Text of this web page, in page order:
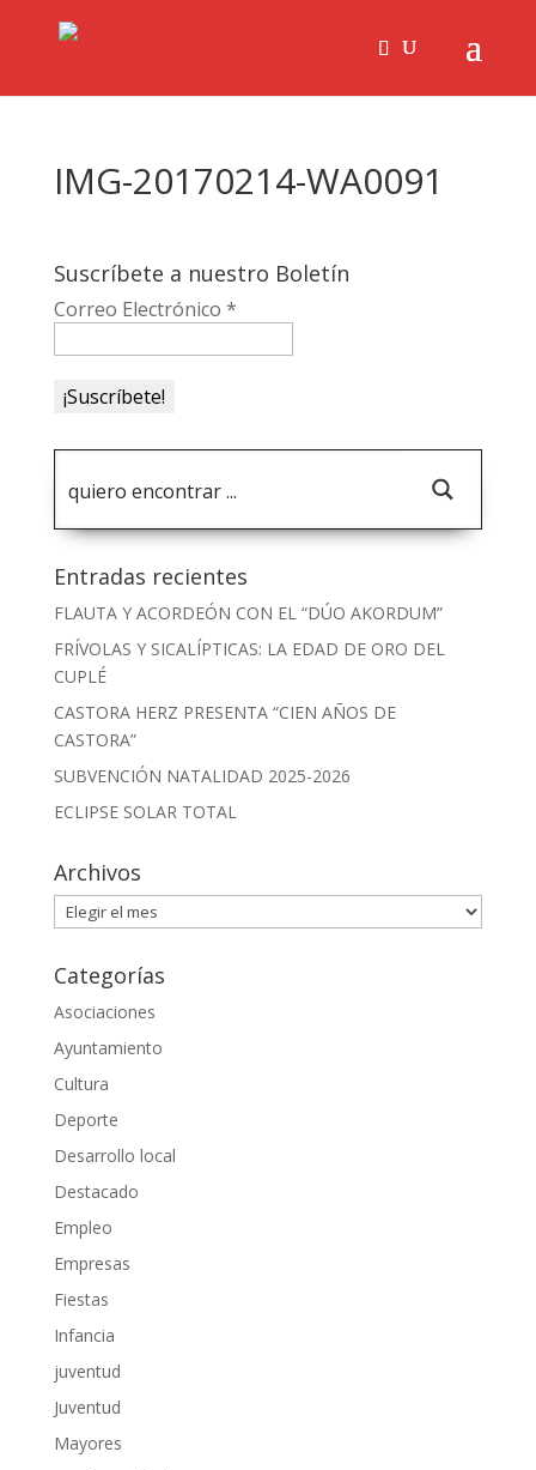
IMG-20170214-WA0091
Suscríbete a nuestro Boletín
Correo Electrónico *
Entradas recientes
FLAUTA Y ACORDEÓN CON EL “DÚO AKORDUM”
FRÍVOLAS Y SICALÍPTICAS: LA EDAD DE ORO DEL
CUPLÉ
CASTORA HERZ PRESENTA “CIEN AÑOS DE
CASTORA”
SUBVENCIÓN NATALIDAD 2025-2026
ECLIPSE SOLAR TOTAL
Archivos
Archivos
Categorías
Asociaciones
Ayuntamiento
Cultura
Deporte
Desarrollo local
Destacado
Empleo
Empresas
Fiestas
Infancia
juventud
Juventud
Mayores